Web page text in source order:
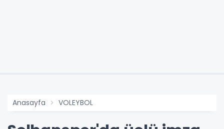
Anasayfa VOLEYBOL